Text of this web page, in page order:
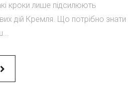
кроки лише підсилюють
дій Кремля. Що потрібно знати